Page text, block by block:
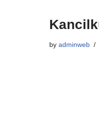
by adminweb